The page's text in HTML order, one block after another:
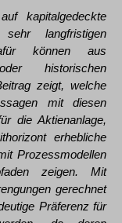
kapitalgedeckte
langfristigen
können aus
historischen
zeigt, welche
mit diesen
die Aktienanlage,
erhebliche
Prozessmodellen
zeigen. Mit
gerechnet
Präferenz für